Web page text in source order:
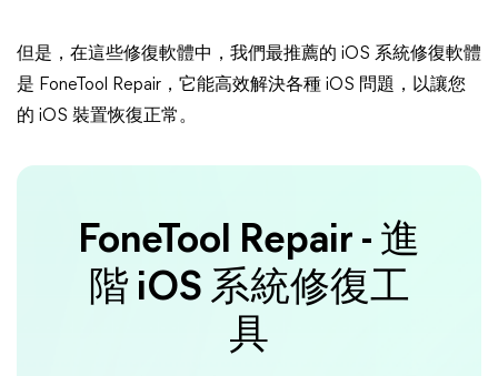
但是，在這些修復軟體中，我們最推薦的 iOS 系統修復軟體
是 FoneTool Repair，它能高效解決各種 iOS 問題，以讓您
的 iOS 裝置恢復正常。
FoneTool Repair - 進
階 iOS 系統修復工
具